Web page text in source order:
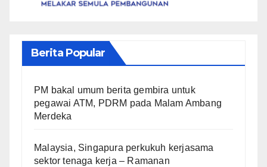
Berita Popular
PM bakal umum berita gembira untuk
pegawai ATM, PDRM pada Malam Ambang
Merdeka
Malaysia, Singapura perkukuh kerjasama
sektor tenaga kerja – Ramanan